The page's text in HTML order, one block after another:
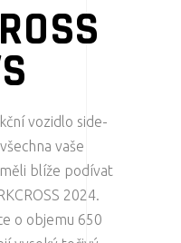
vozidlo side-
vaše
blíže podívat
2024.
o objemu 650